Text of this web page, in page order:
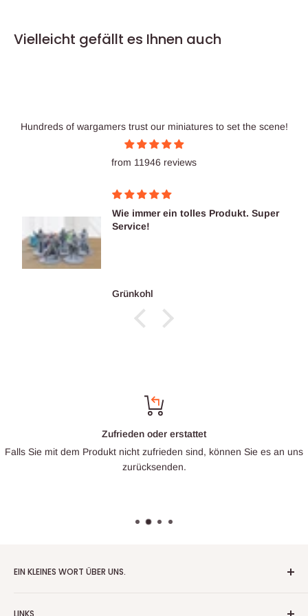
Vielleicht gefällt es Ihnen auch
Hundreds of wargamers trust our miniatures to set the scene!
from 11946 reviews
Wie immer ein tolles Produkt. Super
Service!
Grünkohl
Zufrieden oder erstattet
Falls Sie mit dem Produkt nicht zufrieden sind, können Sie es an uns
zurücksenden.
EIN KLEINES WORT ÜBER UNS.
LINKS